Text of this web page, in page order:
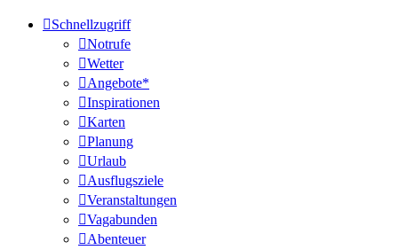
Schnellzugriff
Notrufe
Wetter
Angebote*
Inspirationen
Karten
Planung
Urlaub
Ausflugsziele
Veranstaltungen
Vagabunden
Abenteuer